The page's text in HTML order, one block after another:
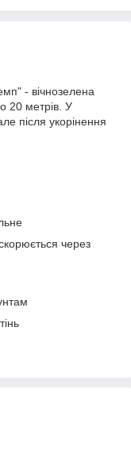
- вічнозелена
20 метрів. У
після укорінення
через